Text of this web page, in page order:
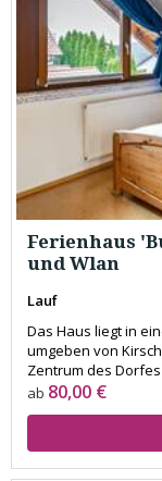
Ferienhaus
und Wlan
Lauf
Das Haus liegt in
umgeben von
Zentrum des
ab 80,00 €